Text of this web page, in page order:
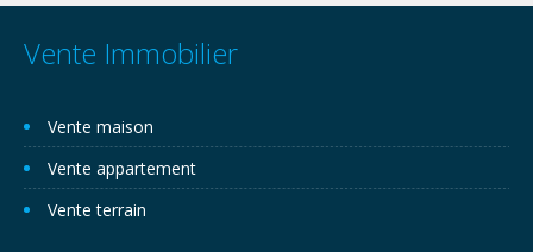
Vente Immobilier
Vente maison
Vente appartement
Vente terrain